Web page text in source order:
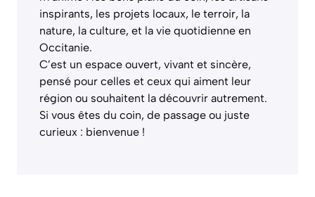
inspirants, les projets locaux, le terroir, la
nature, la culture, et la vie quotidienne en
Occitanie.
C’est un espace ouvert, vivant et sincère,
pensé pour celles et ceux qui aiment leur
région ou souhaitent la découvrir autrement.
Si vous êtes du coin, de passage ou juste
curieux : bienvenue !